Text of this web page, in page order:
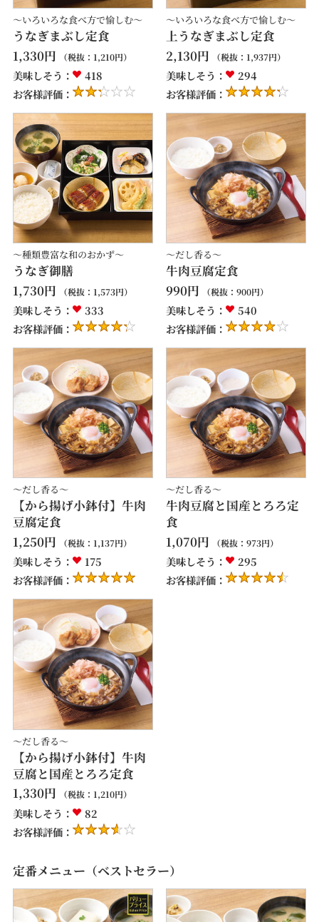
～いろいろな食べ方で愉しむ～
うなぎまぶし定食
1,330円 （税抜： 1,210円）
美味しそう：
418
お客様評価：
～いろいろな食べ方で愉しむ～
上うなぎまぶし定食
2,130円 （税抜： 1,937円）
美味しそう：
294
お客様評価：
～種類豊富な和のおかず～
うなぎ御膳
1,730円 （税抜： 1,573円）
美味しそう：
333
お客様評価：
～だし香る～
牛肉豆腐定食
990円 （税抜： 900円）
美味しそう：
540
お客様評価：
～だし香る～
【から揚げ小鉢付】牛肉
豆腐定食
1,250円 （税抜： 1,137円）
美味しそう：
175
お客様評価：
～だし香る～
牛肉豆腐と国産とろろ定
食
1,070円 （税抜： 973円）
美味しそう：
295
お客様評価：
～だし香る～
【から揚げ小鉢付】牛肉
豆腐と国産とろろ定食
1,330円 （税抜： 1,210円）
美味しそう：
82
お客様評価：
定番メニュー（ベストセラー）